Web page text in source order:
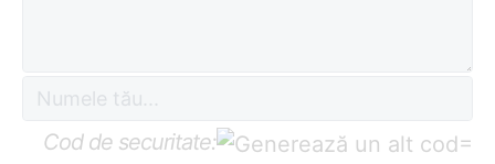
Cod de securitate: =